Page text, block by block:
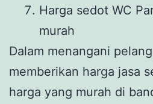
Harga sedot WC
murah
Dalam menangani
memberikan harga jasa
harga yang murah di